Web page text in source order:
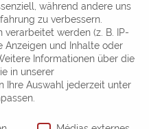
internationales
während andere uns
zu verbessern.
verarbeitet werden (z. B. IP-
Anzeigen und Inhalte oder
Informationen über die
in unserer
Ihre Auswahl jederzeit unter